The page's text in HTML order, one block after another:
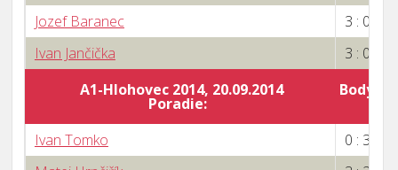
Jozef Baranec
3 : 0
Ivan Jančička
3 : 0
A1-Hlohovec 2014, 20.09.2014
Poradie:
Body
Ivan Tomko
0 : 3